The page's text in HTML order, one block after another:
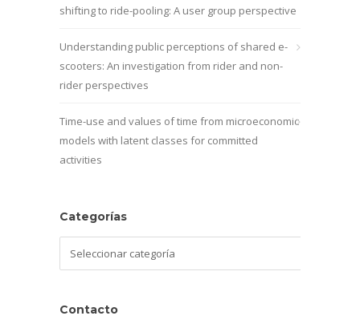
shifting to ride-pooling: A user group perspective
Understanding public perceptions of shared e-
scooters: An investigation from rider and non-
rider perspectives
Time-use and values of time from microeconomic
models with latent classes for committed
activities
Categorías
Contacto